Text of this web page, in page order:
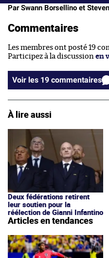
Par Swann Borsellino et
Commentaires
Les membres ont posté 19
Participez à la discussion en
Voir les 19 commentaires
À lire aussi
Deux fédérations retirent
leur soutien pour la
réélection de Gianni Infantino
Articles en tendances